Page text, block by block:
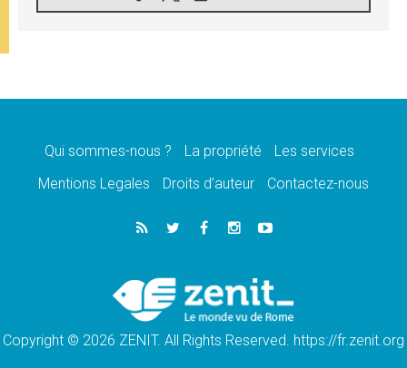
06.08.2026
message de paix et de dignité humaine»
«La visite du Pape en Uruguay renforcera
l'espérance» affirme Mgr Tróccoli
05.08.2026
Le nonce en Ukraine: «Il est inquiétant
Léon XIV au Pérou, une lueur d'espoir pour
un peuple en quête de paix
Qui sommes-nous ? La propriété
Les services
Mentions Legales
Droits d’auteur Contactez-nous
Copyright © 2026 ZENIT. All Rights Reserved. https://fr.zenit.org